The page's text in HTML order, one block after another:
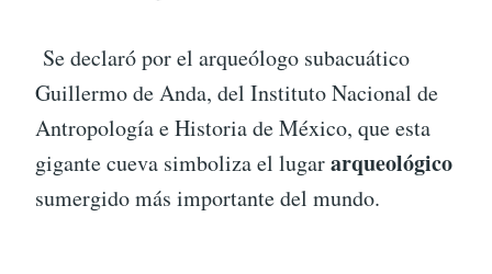
Se declaró por el arqueólogo subacuático
Guillermo de Anda, del Instituto Nacional de
Antropología e Historia de México, que esta
gigante cueva simboliza el lugararqueológico
sumergido más importante del mundo.